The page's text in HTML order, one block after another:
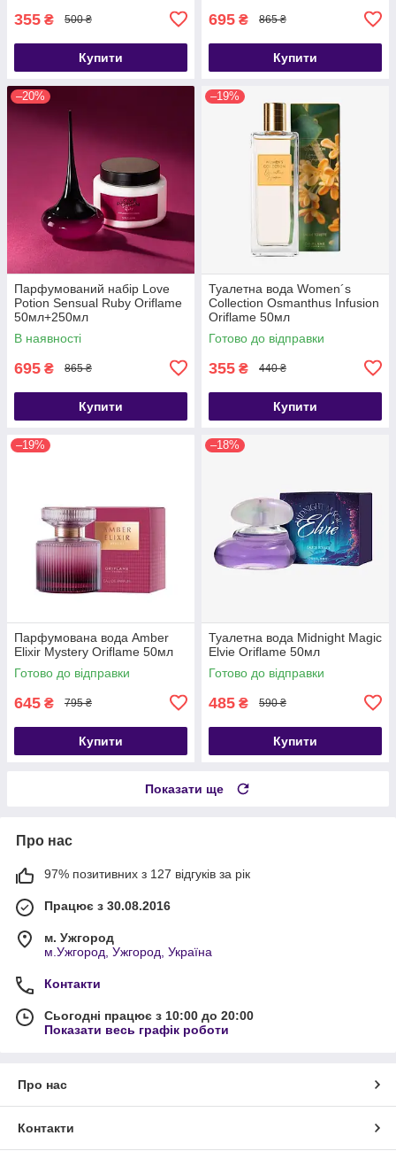
355 ₴ 500 ₴
Купити
695 ₴ 865 ₴
Купити
–20%
Парфумований набір Love
Potion Sensual Ruby Oriflame
50мл+250мл
В наявності
695 ₴ 865 ₴
Купити
–19%
Туалетна вода Women´s
Collection Osmanthus Infusion
Oriflame 50мл
Готово до відправки
355 ₴ 440 ₴
Купити
–19%
Парфумована вода Amber
Elixir Mystery Oriflame 50мл
Готово до відправки
645 ₴ 795 ₴
Купити
–18%
Туалетна вода Midnight Magic
Elvie Oriflame 50мл
Готово до відправки
485 ₴ 590 ₴
Купити
Показати ще
Про нас
97% позитивних з 127 відгуків за рік
Працює з 30.08.2016
м. Ужгород
м.Ужгород, Ужгород, Україна
Контакти
Сьогодні працює з 10:00 до 20:00
Показати весь графік роботи
Про нас
Контакти